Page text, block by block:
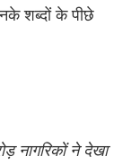
शब्दों के पीछे
नागरिकों ने देखा